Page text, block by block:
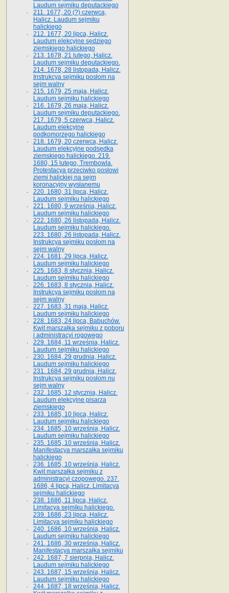
Laudum sejmiku deputackiego
211. 1677, 20 (?) czerwca,
Halicz. Laudum sejmiku
halickiego
212. 1677, 20 lipca, Halicz.
Laudum elekcyjne sędziego
ziemskiego halickiego
213. 1678, 21 lutego, Halicz.
Laudum sejmiku deputackiego.
214. 1678, 28 listopada, Halicz.
Instrukcya sejmiku posłom na
sejm walny
215. 1679, 25 maja, Halicz.
Laudum sejmiku halickiego
216. 1679, 26 maja, Halicz.
Laudum sejmiku deputackiego.
217. 1679, 5 czerwca, Halicz.
Laudum elekcyjne
podkomorzego halickiego
218. 1679, 20 czerwca, Halicz.
Laudum elekcyjne podsędka
ziemskiego halickiego. 219.
1680, 15 lutego, Trembowla.
Protestacya przeciwko posłowi
ziemi halickiej na sejm
koronacyjny wysłanemu
220. 1680, 31 lipca, Halicz.
Laudum sejmiku halickiego
221. 1680, 9 września, Halicz.
Laudum sejmiku halickiego
222. 1680, 26 listopada, Halicz.
Laudum sejmiku halickiego.
223. 1680, 26 listopada, Halicz.
Instrukcya sejmiku posłom na
sejm walny
224. 1681, 29 lipca, Halicz.
Laudum sejmiku halickiego
225. 1683, 8 stycznia, Halicz.
Laudum sejmiku halickiego
226. 1683, 8 stycznia, Halicz.
Instrukcya sejmiku posłom na
sejm walny
227. 1683, 31 maja, Halicz.
Laudum sejmiku halickiego
228. 1683, 24 lipca, Babuchów.
Kwit marszałka sejmiku z poboru
i administracyi rogowego
229. 1684, 11 września, Halicz.
Laudum sejmiku halickiego
230. 1684, 29 grudnia, Halicz.
Laudum sejmiku halickiego
231. 1684, 29 grudnia, Halicz.
Instrukcya sejmiku posłom nu
sejm walny
232. 1685, 12 stycznia, Halicz.
Laudum elekcyjne pisarza
ziemskiego
233. 1685, 10 lipca, Halicz.
Laudum sejmiku halickiego
234. 1685, 10 września, Halicz.
Laudum sejmiku halickiego
235. 1685, 10 września, Halicz.
Manifestacya marszałka sejmiku
halickiego
236. 1685, 10 września, Halicz.
Kwit marszałka sejmiku z
administracyi czopowego. 237.
1686, 4 lipca, Halicz. Limitacya
sejmiku halickiego
238. 1686, 11 lipca, Halicz.
Limitacya sejmiku halickiego.
239. 1686, 23 lipca, Halicz.
Limitacya sejmiku halickiego
240. 1686, 10 września, Halicz.
Laudum sejmiku halickiego
241. 1686, 30 września, Halicz.
Manifestacya marszałka sejmiku
242. 1687, 7 sierpnia, Halicz.
Laudum sejmiku halickiego
243. 1687, 15 września, Halicz.
Laudum sejmiku halickiego
244. 1687, 18 września, Halicz.